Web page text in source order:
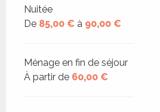
Tarifs 2026
Nuitée
De 85,00 € à 90,00 €
Ménage en fin de séjour
À partir de 60,00 €